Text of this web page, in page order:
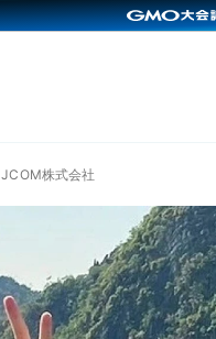
JCOM株式会社